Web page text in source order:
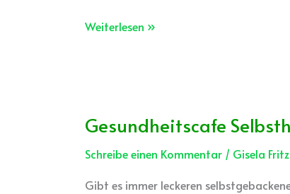
Weiterlesen »
Gesundheitscafe
Schreibe einen Kommentar / Gisela Fritz
Gibt es immer leckeren
Gesundheitscafe